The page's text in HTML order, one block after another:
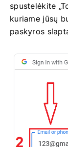
spustelėkite
kuriame jūsų
paskyros